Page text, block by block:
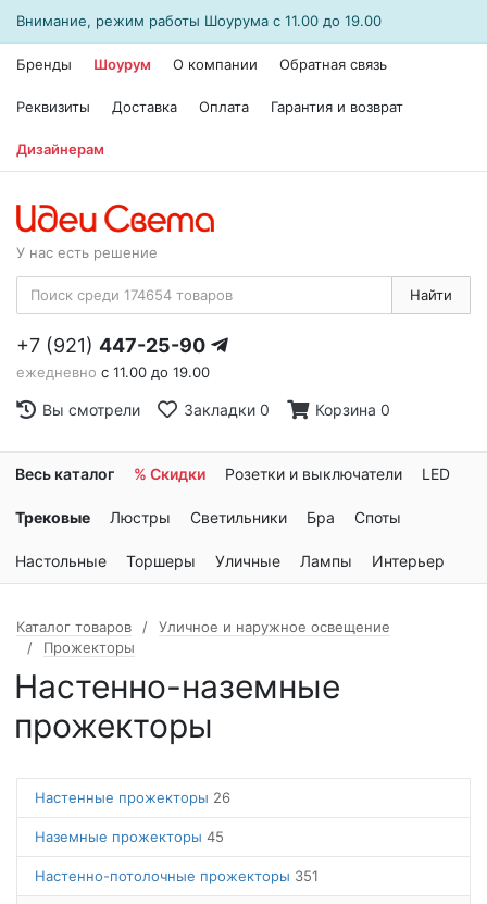
Внимание, режим работы Шоурума с 11.00 до 19.00
Бренды Шоурум О компании Обратная связь
Реквизиты Доставка Оплата Гарантия и возврат
Дизайнерам
У нас есть решение
Найти
+7 (921) 447-25-90
ежедневно с 11.00 до 19.00
Вы смотрели Закладки 0 Корзина 0
Весь каталог % Скидки Розетки и выключатели LED
Трековые Люстры Светильники Бра Споты
Настольные Торшеры Уличные Лампы Интерьер
Каталог товаров
Уличное и наружное освещение
Прожекторы
Настенно-наземные
прожекторы
Настенные прожекторы 26
Наземные прожекторы 45
Настенно-потолочные прожекторы 351